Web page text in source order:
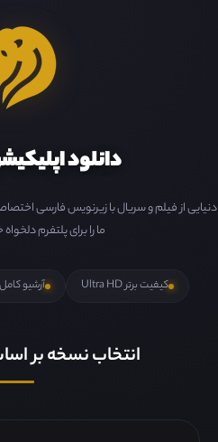
دانلود
دنیایی از فیلم و سریال با زیرنویس فارسی
ما را برای پلتفرم
کیفیت برتر Ultra HD آرشیو
انتخاب نسخه بر